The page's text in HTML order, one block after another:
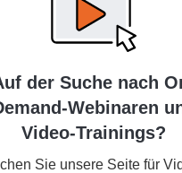
der Suche nach
Webinaren
Video-Trainings?
Sie unsere Seite für